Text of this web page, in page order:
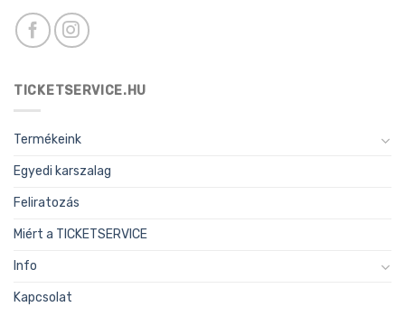
TICKETSERVICE.HU
Termékeink
Egyedi karszalag
Feliratozás
Miért a TICKETSERVICE
Info
Kapcsolat